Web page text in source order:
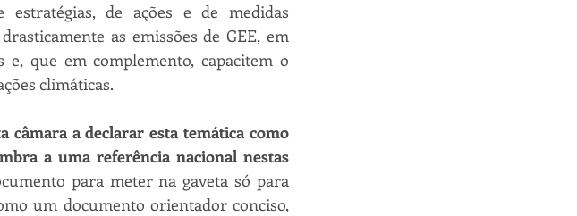
de ações e de medidas
as emissões de GEE, em
que em complemento, capacitem o
climáticas.
câmara a declarar esta temática como
a uma referência nacional nestas
para meter na gaveta só para
um documento orientador conciso,